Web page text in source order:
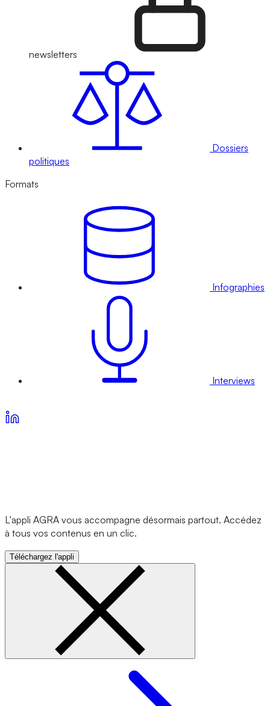
newsletters
Dossiers
politiques
Formats
Infographies
Interviews
L'appli AGRA vous accompagne désormais partout. Accédez
à tous vos contenus en un clic.
Téléchargez l'appli